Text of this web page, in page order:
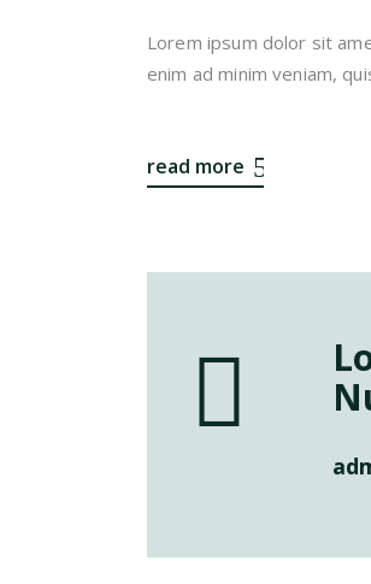
Lorem ipsum dolor sit
enim ad minim veniam,
read more